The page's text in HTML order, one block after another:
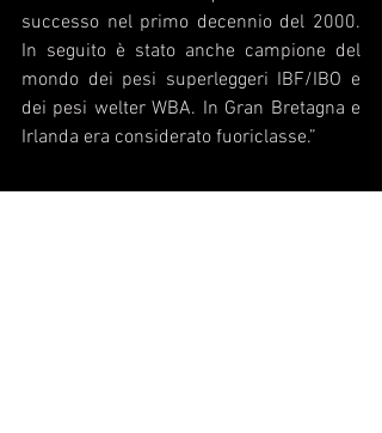
successo nel primo decennio del 2000.
In seguito è stato anche campione del
mondo dei pesi superleggeri IBF/IBO e
dei pesi welter WBA. In Gran Bretagna e
Irlanda era considerato fuoriclasse.”